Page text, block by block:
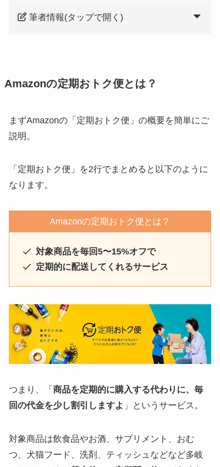
筆者情報(タップで開く)
Amazonの定期おトク便とは？
まずAmazonの「定期おトク便」の概要を簡単にご
説明。
「定期おトク便」を2行でまとめると以下のように
なります。
Amazonの定期おトク便とは？
対象商品を毎回5〜15%オフで
定期的に配送してくれるサービス
つまり、「 商品を定期的に購入する代わりに、毎
回の代金を少し割引しますよ 」というサービス。
対象商品は飲食品やお酒、サプリメント、おむ
つ、犬猫フード、洗剤、ティッシュなどなど多岐